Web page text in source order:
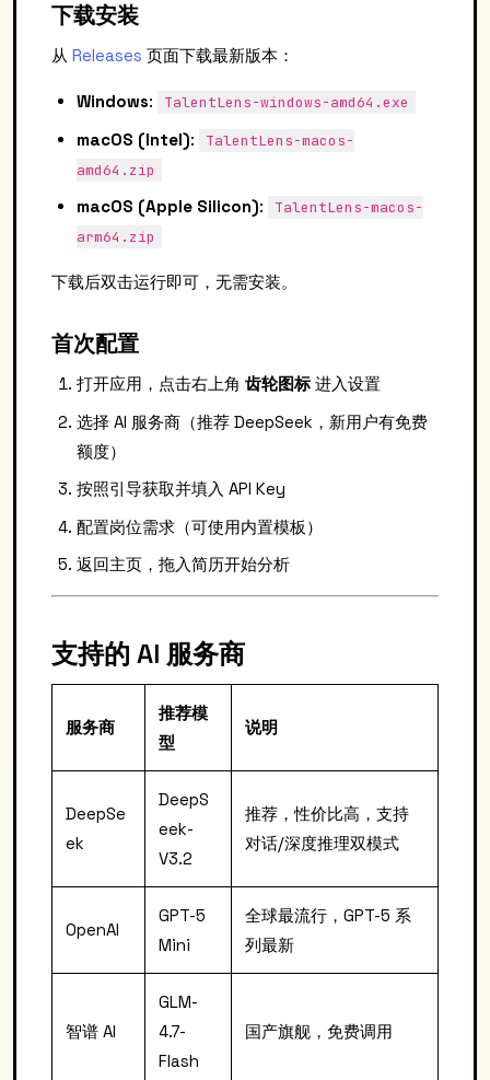
下载安装
从 Releases 页面下载最新版本：
Windows: TalentLens-windows-amd64.exe
macOS (Intel):
TalentLens-macos-
amd64.zip
macOS (Apple Silicon):
TalentLens-macos-
arm64.zip
下载后双击运行即可，无需安装。
首次配置
打开应用，点击右上角 齿轮图标进入设置
选择 AI 服务商（推荐 DeepSeek，新用户有免费
额度）
按照引导获取并填入 API Key
配置岗位需求（可使用内置模板）
返回主页，拖入简历开始分析
支持的 AI 服务商
服务商
推荐模
型
说明
DeepSe
ek
DeepS
eek-
V3.2
推荐，性价比高，支持
对话/深度推理双模式
OpenAI
GPT-5
Mini
全球最流行，GPT-5 系
列最新
智谱 AI
GLM-
4.7-
Flash
国产旗舰，免费调用